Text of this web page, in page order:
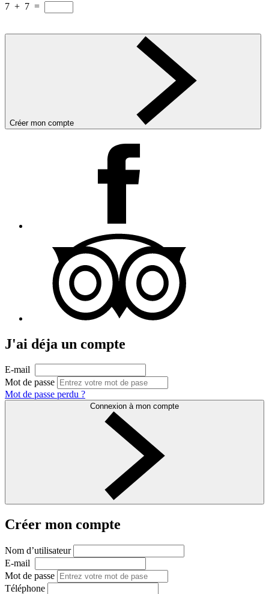
7 + 7 =
Créer mon compte
J'ai déja un compte
E-mail
Mot de passe
Mot de passe perdu ?
Connexion à mon compte
Créer mon compte
Nom d’utilisateur
E-mail
Mot de passe
Téléphone